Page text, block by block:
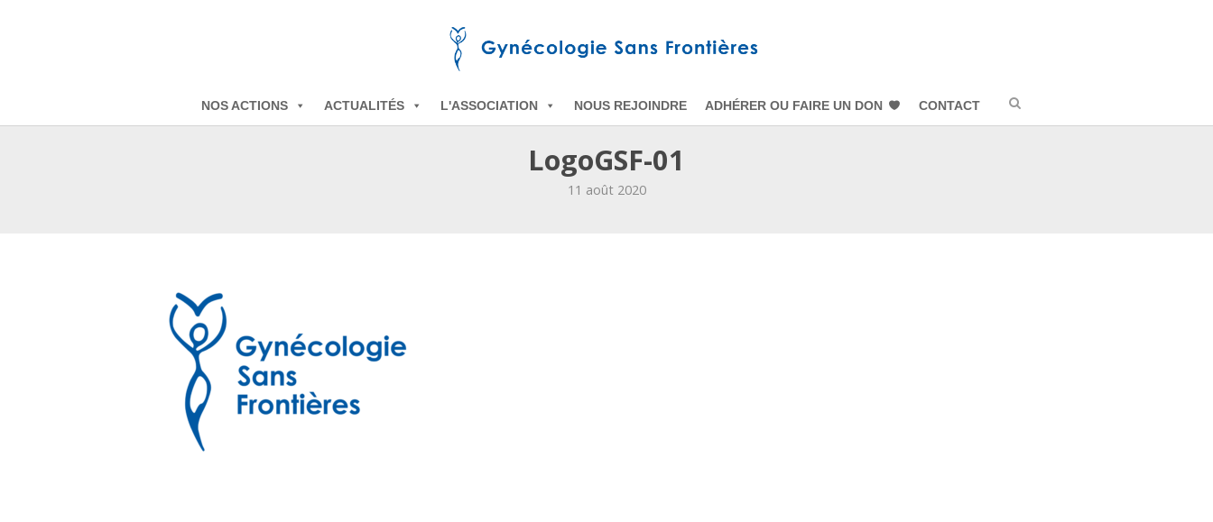
L'ASSOCIATION
NOS ACTIONS ACTUALITÉS NOUS REJOINDRE ADHÉRER OU FAIRE UN DON CONTACT
LogoGSF-01
11 août 2020